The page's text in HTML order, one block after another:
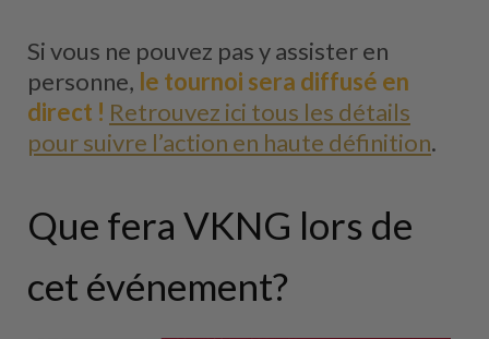
Si vous ne pouvez pas y assister en
personne, le tournoi sera diffusé en
direct ! Retrouvez ici tous les détails
pour suivre l’action en haute définition.
Que fera VKNG lors de
cet événement?